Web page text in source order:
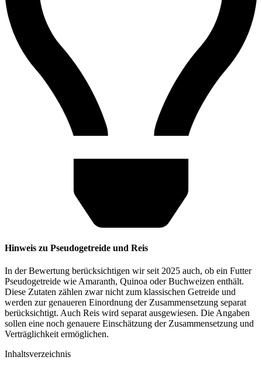
Hinweis zu Pseudogetreide und Reis
In der Bewertung berücksichtigen wir seit 2025 auch, ob ein Futter
Pseudogetreide wie Amaranth, Quinoa oder Buchweizen enthält.
Diese Zutaten zählen zwar nicht zum klassischen Getreide und
werden zur genaueren Einordnung der Zusammensetzung separat
berücksichtigt. Auch Reis wird separat ausgewiesen. Die Angaben
sollen eine noch genauere Einschätzung der Zusammensetzung und
Verträglichkeit ermöglichen.
Inhaltsverzeichnis​